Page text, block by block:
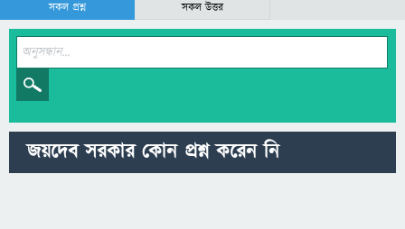
সকল প্রশ্ন
সকল উত্তর
জয়দেব সরকার কোন প্রশ্ন করেন নি